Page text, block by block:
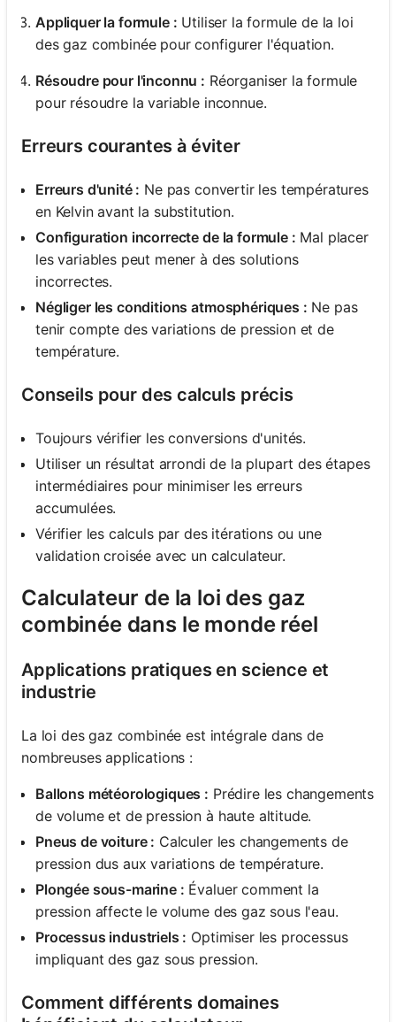
Appliquer la formule : Utiliser la formule de la loi
des gaz combinée pour configurer l'équation.
Résoudre pour l'inconnu : Réorganiser la formule
pour résoudre la variable inconnue.
Erreurs courantes à éviter
Erreurs d'unité : Ne pas convertir les températures
en Kelvin avant la substitution.
Configuration incorrecte de la formule : Mal placer
les variables peut mener à des solutions
incorrectes.
Négliger les conditions atmosphériques : Ne pas
tenir compte des variations de pression et de
température.
Conseils pour des calculs précis
Toujours vérifier les conversions d'unités.
Utiliser un résultat arrondi de la plupart des étapes
intermédiaires pour minimiser les erreurs
accumulées.
Vérifier les calculs par des itérations ou une
validation croisée avec un calculateur.
Calculateur de la loi des gaz
combinée dans le monde réel
Applications pratiques en science et
industrie
La loi des gaz combinée est intégrale dans de
nombreuses applications :
Ballons météorologiques : Prédire les changements
de volume et de pression à haute altitude.
Pneus de voiture : Calculer les changements de
pression dus aux variations de température.
Plongée sous-marine : Évaluer comment la
pression affecte le volume des gaz sous l'eau.
Processus industriels : Optimiser les processus
impliquant des gaz sous pression.
Comment différents domaines